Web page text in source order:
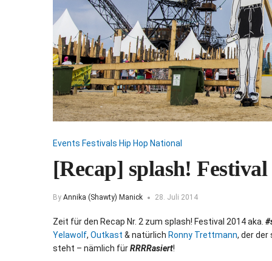
Events Festivals Hip Hop National
[Recap] splash! Festival
By Annika (Shawty) Manick 28. Juli 2014
Zeit für den Recap Nr. 2 zum splash! Festival 2014 aka.
Yelawolf, Outkast & natürlich Ronny Trettmann, der der
steht – nämlich fürRRRRasiert!